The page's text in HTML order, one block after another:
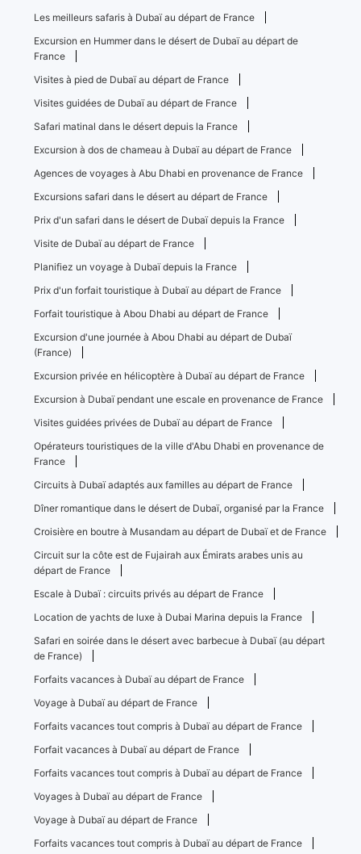
Les meilleurs safaris à Dubaï au départ de France
Excursion en Hummer dans le désert de Dubaï au départ de
France
Visites à pied de Dubaï au départ de France
Visites guidées de Dubaï au départ de France
Safari matinal dans le désert depuis la France
Excursion à dos de chameau à Dubaï au départ de France
Agences de voyages à Abu Dhabi en provenance de France
Excursions safari dans le désert au départ de France
Prix ​​d'un safari dans le désert de Dubaï depuis la France
Visite de Dubaï au départ de France
Planifiez un voyage à Dubaï depuis la France
Prix ​​d'un forfait touristique à Dubaï au départ de France
Forfait touristique à Abou Dhabi au départ de France
Excursion d'une journée à Abou Dhabi au départ de Dubaï
(France)
Excursion privée en hélicoptère à Dubaï au départ de France
Excursion à Dubaï pendant une escale en provenance de France
Visites guidées privées de Dubaï au départ de France
Opérateurs touristiques de la ville d'Abu Dhabi en provenance de
France
Circuits à Dubaï adaptés aux familles au départ de France
Dîner romantique dans le désert de Dubaï, organisé par la France
Croisière en boutre à Musandam au départ de Dubaï et de France
Circuit sur la côte est de Fujairah aux Émirats arabes unis au
départ de France
Escale à Dubaï : circuits privés au départ de France
Location de yachts de luxe à Dubai Marina depuis la France
Safari en soirée dans le désert avec barbecue à Dubaï (au départ
de France)
Forfaits vacances à Dubaï au départ de France
Voyage à Dubaï au départ de France
Forfaits vacances tout compris à Dubaï au départ de France
Forfait vacances à Dubaï au départ de France
Forfaits vacances tout compris à Dubaï au départ de France
Voyages à Dubaï au départ de France
Voyage à Dubaï au départ de France
Forfaits vacances tout compris à Dubaï au départ de France